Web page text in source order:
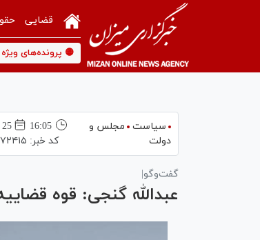
قضایی
🟡 پرونده‌های
سیاست
مجلس و
دولت
16:05
25 آذر 1404
کد خبر:
گفت‌وگو|
عبدالله گنجی: قوه